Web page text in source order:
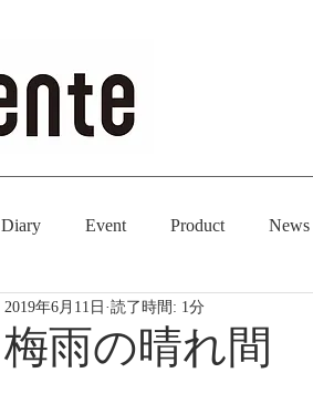
Diary Event Product News
梅雨の晴れ間
2019年6月11日 読了時間: 1分